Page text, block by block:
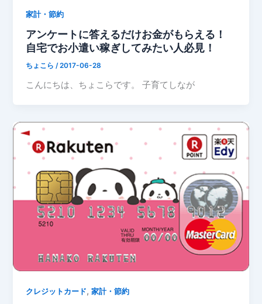
家計・節約
アンケートに答えるだけお金がもらえる！
自宅でお小遣い稼ぎしてみたい人必見！
ちょこら/2017-06-28
こんにちは、ちょこらです。 子育てしなが
クレジットカード,家計・節約